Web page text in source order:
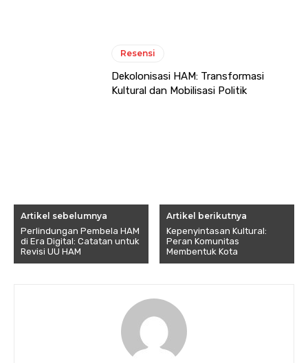
Resensi
Dekolonisasi HAM: Transformasi
Kultural dan Mobilisasi Politik
Artikel sebelumnya
Perlindungan Pembela HAM
di Era Digital: Catatan untuk
Revisi UU HAM
Artikel berikutnya
Kepenyintasan Kultural:
Peran Komunitas
Membentuk Kota